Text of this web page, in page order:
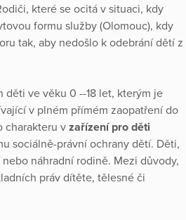
které se ocitá v situaci, kdy
formu služby (Olomouc), kdy
tak, aby nedošlo k odebrání dětí z
ve věku 0 --18 let, kterým je
v plném přímém zaopatření do
charakteru v zařízení pro děti
sociálně-právní ochrany dětí. Děti,
náhradní rodině. Mezi důvody,
práv dítěte, tělesné či